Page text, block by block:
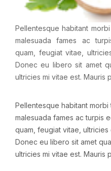
Pellentesque habitant
malesuada fames ac
quam, feugiat vitae,
Donec eu libero sit amet
ultricies mi vitae est. Mauris
Pellentesque habitant
malesuada fames ac turpis
quam, feugiat vitae,
Donec eu libero sit amet
ultricies mi vitae est. Mauris